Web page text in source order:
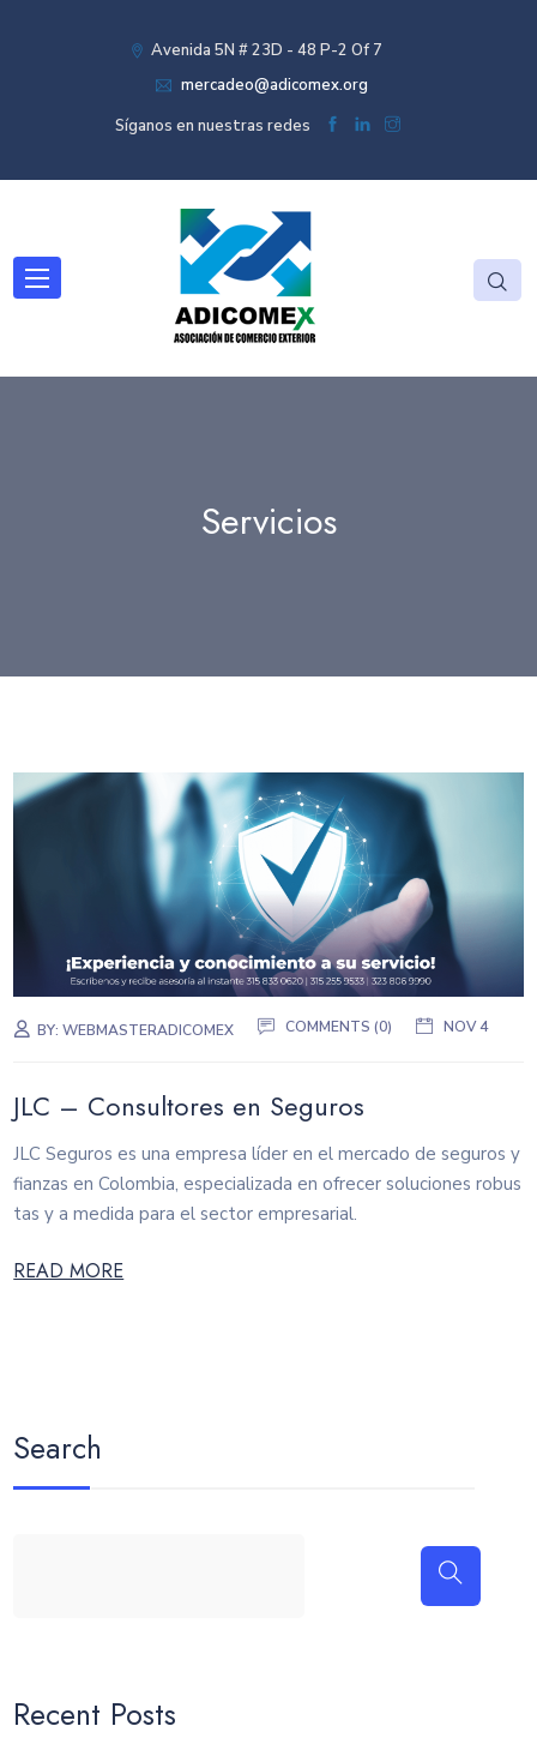
Avenida 5N # 23D - 48 P-2 Of 7
mercadeo@adicomex.org
Síganos en nuestras redes
Servicios
BY:WEBMASTERADICOMEX COMMENTS (0) NOV 4
JLC – Consultores en Seguros
JLC Seguros es una empresa líder en el mercado de seguros y
fianzas en Colombia, especializada en ofrecer soluciones robus
tas y a medida para el sector empresarial.
READ MORE
Search
Recent Posts